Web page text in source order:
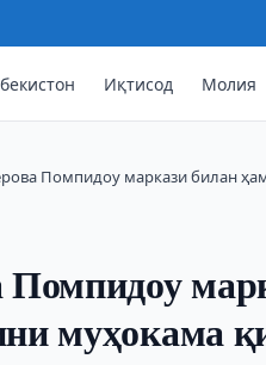
Иқтисод Молия
Помпидоу маркази билан
Помпидоу
муҳокама